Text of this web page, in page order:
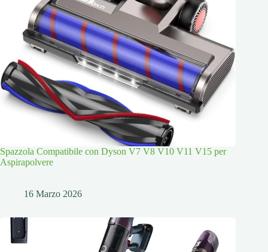
Spazzola Compatibile con Dyson V7 V8 V10 V11 V15 per
Aspirapolvere
16 Marzo 2026